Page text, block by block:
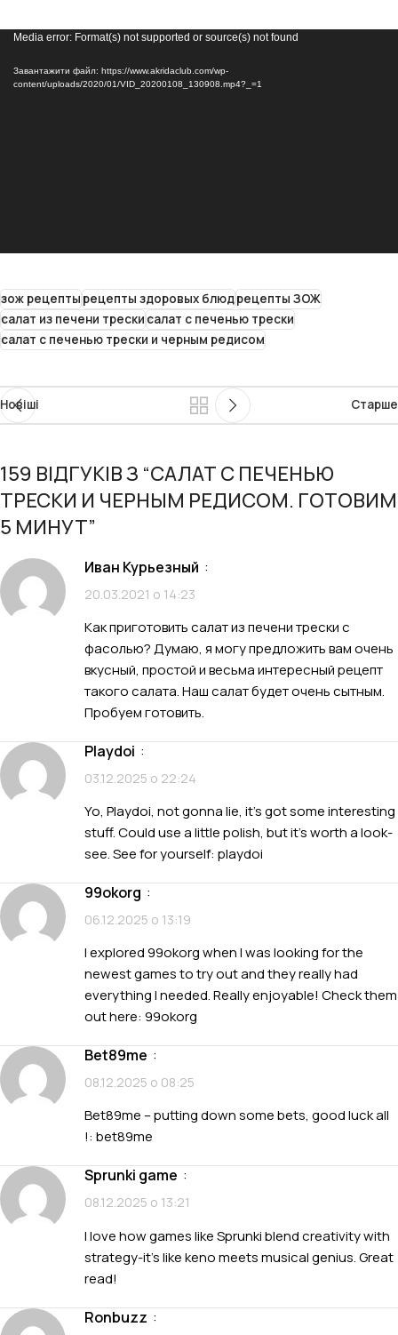
Відеопрогравач
Media error: Format(s) not supported or source(s) not found
Завантажити файл: https://www.akridaclub.com/wp-
content/uploads/2020/01/VID_20200108_130908.mp4?_=1
зож рецептырецепты здоровых блюдрецепты ЗОЖ
салат из печени трескисалат с печенью трески
салат с печенью трески и черным редисом
Новіші Старше
159 ВІДГУКІВ З “САЛАТ С ПЕЧЕНЬЮ
ТРЕСКИ И ЧЕРНЫМ РЕДИСОМ. ГОТОВИМ
5 МИНУТ”
Иван Курьезный :
20.03.2021 о 14:23
Как приготовить салат из печени трески с
фасолью? Думаю, я могу предложить вам очень
вкусный, простой и весьма интересный рецепт
такого салата. Наш салат будет очень сытным.
Пробуем готовить.
playdoi :
03.12.2025 о 22:24
Yo, Playdoi, not gonna lie, it’s got some interesting
stuff. Could use a little polish, but it’s worth a look-
see. See for yourself: playdoi
99okorg :
06.12.2025 о 13:19
I explored 99okorg when I was looking for the
newest games to try out and they really had
everything I needed. Really enjoyable! Check them
out here: 99okorg
bet89me :
08.12.2025 о 08:25
Bet89me – putting down some bets, good luck all
!: bet89me
sprunki game :
08.12.2025 о 13:21
I love how games likeSprunkiblend creativity with
strategy-it’s like keno meets musical genius. Great
read!
ronbuzz :